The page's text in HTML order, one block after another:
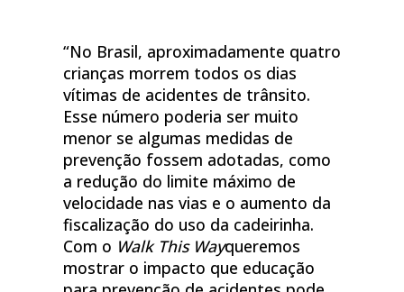
“No Brasil, aproximadamente quatro
crianças morrem todos os dias
vítimas de acidentes de trânsito.
Esse número poderia ser muito
menor se algumas medidas de
prevenção fossem adotadas, como
a redução do limite máximo de
velocidade nas vias e o aumento da
fiscalização do uso da cadeirinha.
Com o Walk This Wayqueremos
mostrar o impacto que educação